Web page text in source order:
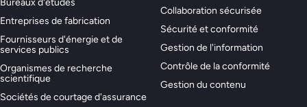
Bureaux d'études
Entreprises de fabrication
Fournisseurs d'énergie et de
services publics
Organismes de recherche
scientifique
Sociétés de courtage d'assurance
Collaboration sécurisée
Sécurité et conformité
Gestion de l'information
Contrôle de la conformité
Gestion du contenu